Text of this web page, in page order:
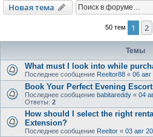
Новая тема
50 тем 1 2
Темы
What must I look into while
Последнее сообщение Reeltor88 « 06
Book Your Perfect Evening
Последнее сообщение babitareddy « 04
Ответы: 2
How should I select the right
Extension?
Последнее сообщение Reeltor « 03 авг